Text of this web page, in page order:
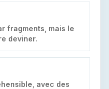
fragments, mais le
deviner.
avec des